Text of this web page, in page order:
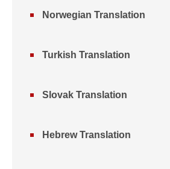
Norwegian Translation
Turkish Translation
Slovak Translation
Hebrew Translation